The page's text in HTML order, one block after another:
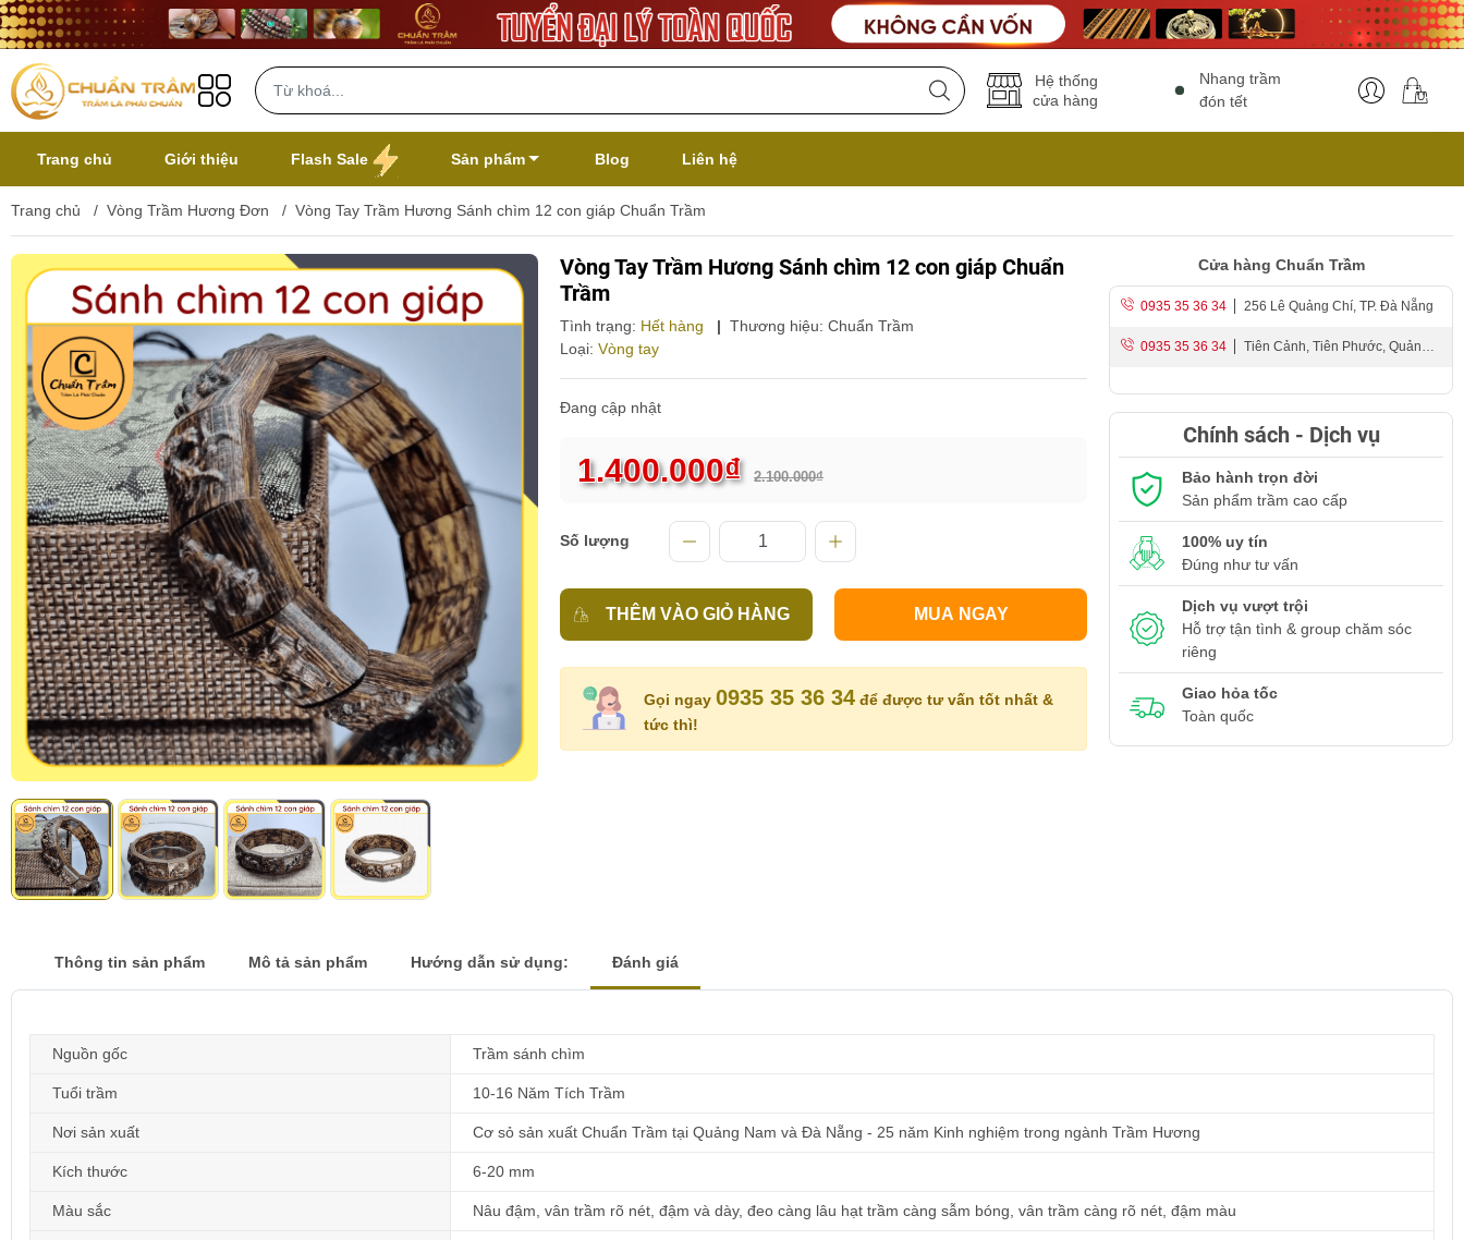
Hệ thống
cửa hàng
Nhang trầm
đón tết
Trang chủ Giới thiệu Flash Sale Sản phẩm Blog Liên hệ
Trang chủ / Vòng Trầm Hương Đơn / Vòng Tay Trầm Hương Sánh chìm 12 con giáp Chuẩn Trầm
Vòng Tay Trầm Hương Sánh chìm 12 con giáp Chuẩn
Trầm
Tình trạng: Hết hàng | Thương hiệu: Chuẩn Trầm
Loại: Vòng tay
Đang cập nhật
1.400.000₫ 2.100.000₫
Số lượng
THÊM VÀO GIỎ HÀNG MUA NGAY
Gọi ngay 0935 35 36 34 để được tư vấn tốt nhất &
tức thì!
Cửa hàng Chuẩn Trầm
0935 35 36 34 256 Lê Quảng Chí, TP. Đà Nẵng
0935 35 36 34
Tiên Cảnh, Tiên Phước, Quảng
Chính sách - Dịch vụ
Bảo hành trọn đời
Sản phẩm trầm cao cấp
100% uy tín
Đúng như tư vấn
Dịch vụ vượt trội
Hỗ trợ tận tình & group chăm sóc
riêng
Giao hỏa tốc
Toàn quốc
Thông tin sản phẩm Mô tả sản phẩm Hướng dẫn sử dụng: Đánh giá
Nguồn gốc Trầm sánh chìm
Tuổi trầm 10-16 Năm Tích Trầm
Nơi sản xuất Cơ sỏ sản xuất Chuẩn Trầm tại Quảng Nam và Đà Nẵng - 25 năm Kinh nghiệm trong ngành Trầm Hương
Kích thước 6-20 mm
Màu sắc Nâu đậm, vân trầm rõ nét, đậm và dày, đeo càng lâu hạt trầm càng sẫm bóng, vân trầm càng rõ nét, đậm màu